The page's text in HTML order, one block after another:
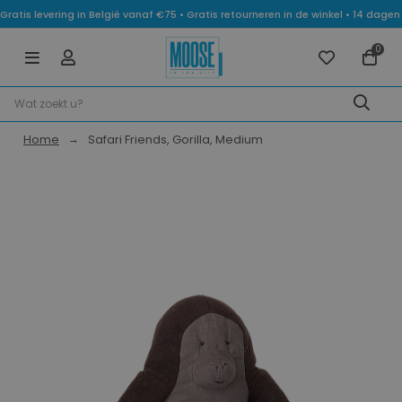
Gratis levering in België vanaf €75 • Gratis retourneren in de winkel • 14
0
Home Safari Friends, Gorilla, Medium